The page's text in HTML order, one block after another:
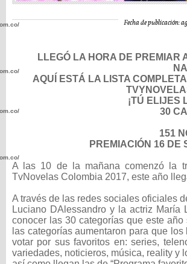
Fecha de publicación:
LLEGÓ LA HORA DE PREMIAR
AQUÍ ESTÁ LA LISTA
¡TÚ ELIJES
30
151
PREMIACIÓN 16 DE
A las 10 de la mañana comenzó la
TvNovelas Colombia 2017, este año
A través de las redes sociales oficiales
Luciano DAlessandro y la actriz María
conocer las 30 categorías que este
las categorías aumentaron para que
votar por sus favoritos en: series,
variedades, noticieros, música, reality y
wp-
wp-
wp-
wp-
wp-